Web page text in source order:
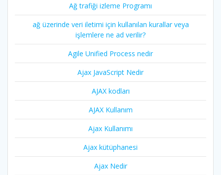
Ağ trafiği izleme Programı
ağ üzerinde veri iletimi için kullanılan kurallar veya
işlemlere ne ad verilir?
Agile Unified Process nedir
Ajax JavaScript Nedir
AJAX kodları
AJAX Kullanım
Ajax Kullanımı
Ajax kütüphanesi
Ajax Nedir